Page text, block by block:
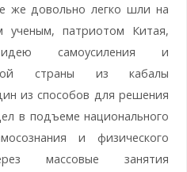
же довольно легко шли на
патриотом Китая,
идею самоусиления и
страны из кабалы
из способов для решения
в подъеме национального
и физического
массовые занятия